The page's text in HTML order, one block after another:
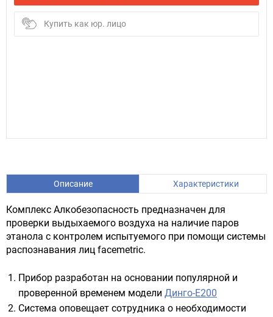
Купить как юр. лицо
Описание Характеристики
Комплекс Алкобезопасность предназначен для
проверки выдыхаемого воздуха на наличие паров
этанола с контролем испытуемого при помощи системы
распознавания лиц facemetric.
Прибор разработан на основании популярной и
проверенной временем модели Динго-E200
Система оповещает сотрудника о необходимости